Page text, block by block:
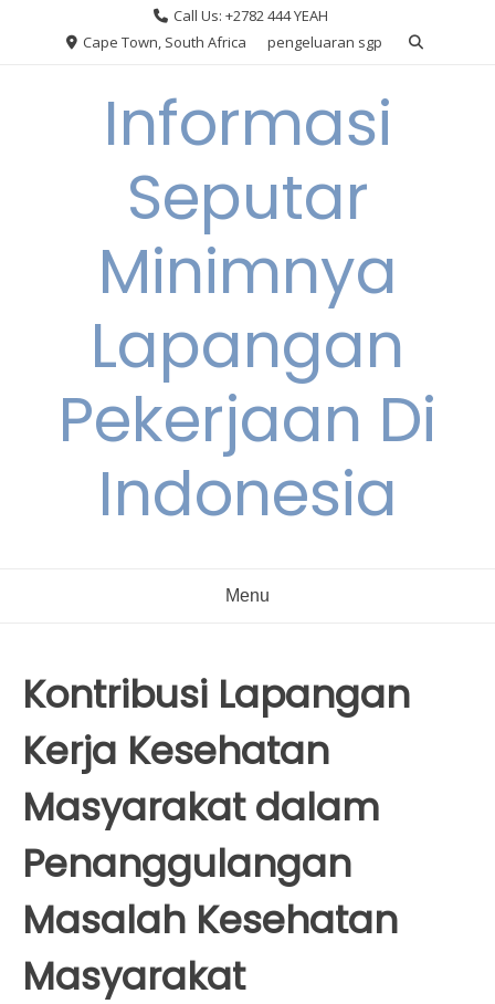
Call Us: +2782 444 YEAH
Cape Town, South Africa
pengeluaran sgp
Informasi
Seputar
Minimnya
Lapangan
Pekerjaan Di
Indonesia
Menu
Kontribusi Lapangan
Kerja Kesehatan
Masyarakat dalam
Penanggulangan
Masalah Kesehatan
Masyarakat